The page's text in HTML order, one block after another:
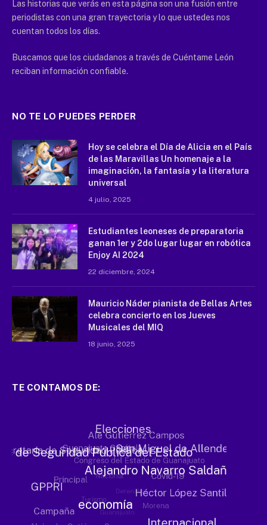
Las historias que verás en esta página son una fusión entre
periodistas con una gran trayectoria y lo que ustedes nos
cuentan todos los días.
Buscamos que los ciudadanos a través de Cuéntame León
reciban información confiable.
NO TE LO PUEDES PERDER
Hoy se celebra el Día de Alicia en el País
de las Maravillas Un homenaje a la
imaginación, la fantasía y la literatura
universal
4 julio, 2025
Estudiantes leoneses de preparatoria
ganan 1er y 2do lugar lugar en robótica
Enjoy AI 2024
22 diciembre, 2024
Mauricio Náder pianista de Bellas Artes
celebra concierto en los Jueves
Musicales del MIQ
18 junio, 2025
TE CONTAMOS DE: